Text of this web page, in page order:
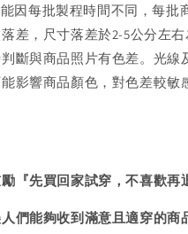
因每批製程時間不同，每批
差，尺寸落差於2-5公分左
斷與商品照片有色差。光線
影響商品顏色，對色差較敏
『先買回家試穿，不喜歡再
們能夠收到滿意且適穿的商